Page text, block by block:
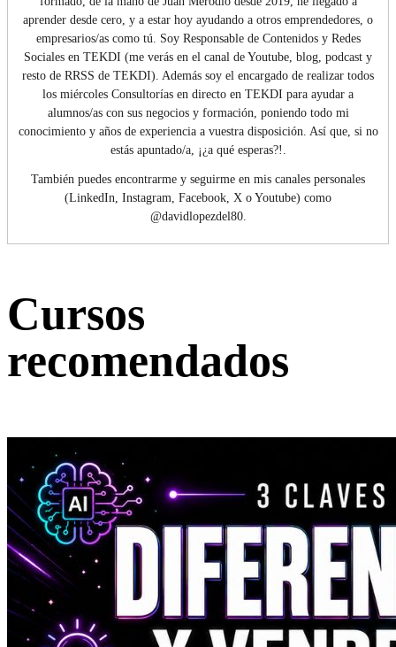
aprender desde cero, y a estar hoy ayudando a otros emprendedores, o
empresarios/as como tú. Soy Responsable de Contenidos y Redes
Sociales en TEKDI (me verás en el canal de Youtube, blog, podcast y
resto de RRSS de TEKDI). Además soy el encargado de realizar todos
los miércoles Consultorías en directo en TEKDI para ayudar a
alumnos/as con sus negocios y formación, poniendo todo mi
conocimiento y años de experiencia a vuestra disposición. Así que, si no
estás apuntado/a, ¡¿a qué esperas?!.
También puedes encontrarme y seguirme en mis canales personales
(LinkedIn, Instagram, Facebook, X o Youtube) como
@davidlopezdel80.
Cursos
recomendados